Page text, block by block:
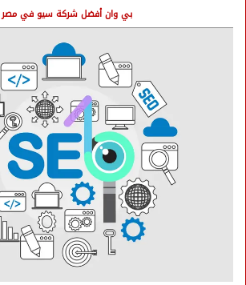
بي وان أفضل شركة سيو في مصر